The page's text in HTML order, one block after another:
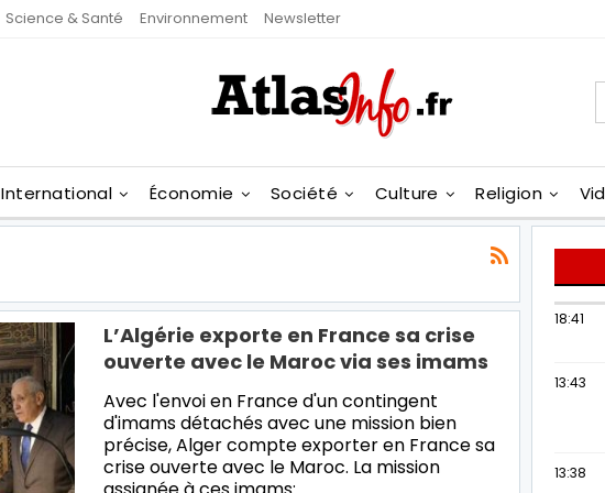
Science & Santé Environnement Newsletter
International Économie Société Culture Religion
L’Algérie exporte en France sa crise
ouverte avec le Maroc via ses imams
Avec l'envoi en France d'un contingent
d'imams détachés avec une mission bien
précise, Alger compte exporter en France sa
crise ouverte avec le Maroc. La mission
18:41
13:43
13:38